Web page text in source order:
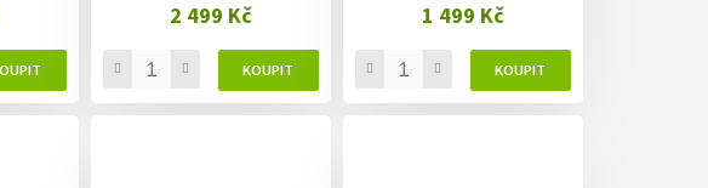
2 499 Kč 1 499 Kč